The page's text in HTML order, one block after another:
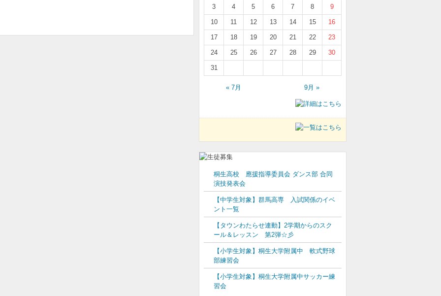
3 4 5 6 7 8 9
10 11 12 13 14 15 16
17 18 19 20 21 22 23
24 25 26 27 28 29 30
31
« 7月 9月 »
桐生高校 應援指導委員会 ダンス部 合同
演技発表会
【中学生対象】群馬高専 入試関係のイベ
ント一覧
【タウンわたらせ連動】2学期からのスク
ール＆レッスン 第2弾☆彡
【小学生対象】桐生大学附属中 軟式野球
部練習会
【小学生対象】桐生大学附属中サッカー練
習会